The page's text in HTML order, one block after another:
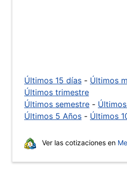
Últimos 15 días - Últimos
Últimos trimestre
Últimos semestre -
Últimos 5 Años - Últimos
Ver las cotizaciones en